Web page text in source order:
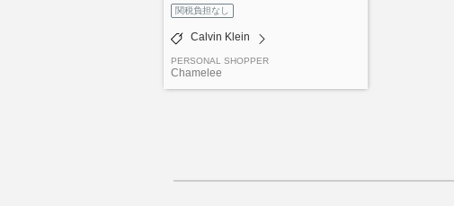
関税負担なし
Calvin Klein
PERSONAL SHOPPER
Chamelee